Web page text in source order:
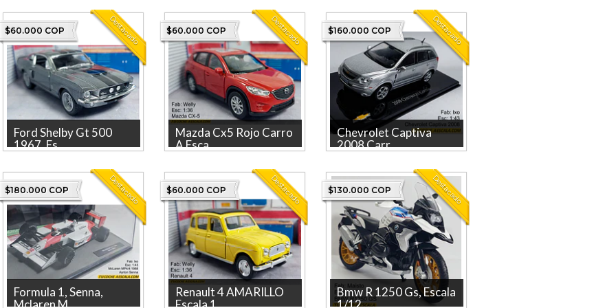
$60.000 COP Destacado
Ford Shelby Gt 500
1967, Es...
Shelby GT 500 de 1967, una
pieza exquisita de colecc...
$60.000 COP Destacado
Mazda Cx5 Rojo Carro
A Esca...
1:36 La tienda más grande en
línea de Colombia. Marc...
$160.000 COP Destacado
Chevrolet Captiva
2008 Carr...
escala 1/43 — réplica de la
marca IXO pensada para c...
$180.000 COP Destacado
Formula 1, Senna,
Mclaren M...
$60.000 COP Destacado
Renault 4 AMARILLO
Escala 1...
$130.000 COP Destacado
Bmw R 1250 Gs, Escala
1/12,...